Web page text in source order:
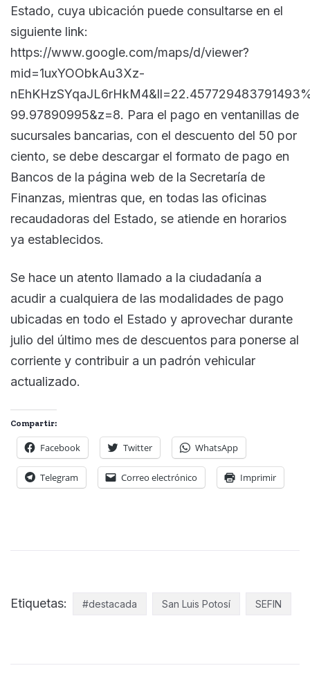
Estado, cuya ubicación puede consultarse en el
siguiente link:
https://www.google.com/maps/d/viewer?
mid=1uxYOObkAu3Xz-
99.97890995&z=8. Para el pago en ventanillas de
sucursales bancarias, con el descuento del 50 por
ciento, se debe descargar el formato de pago en
Bancos de la página web de la Secretaría de
Finanzas, mientras que, en todas las oficinas
recaudadoras del Estado, se atiende en horarios
ya establecidos.
Se hace un atento llamado a la ciudadanía a
acudir a cualquiera de las modalidades de pago
ubicadas en todo el Estado y aprovechar durante
julio del último mes de descuentos para ponerse al
corriente y contribuir a un padrón vehicular
actualizado.
Compartir:
Facebook Twitter WhatsApp
Telegram Correo electrónico Imprimir
Etiquetas: #destacada San Luis Potosí SEFIN